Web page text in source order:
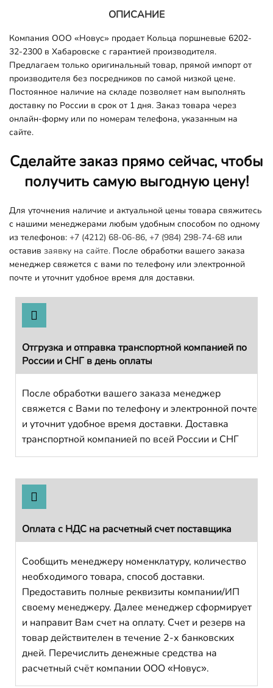
ОПИСАНИЕ
Компания ООО «Новус» продает Кольца поршневые 6202-
32-2300 в Хабаровске с гарантией производителя.
Предлагаем только оригинальный товар, прямой импорт от
производителя без посредников по самой низкой цене.
Постоянное наличие на складе позволяет нам выполнять
доставку по России в срок от 1 дня. Заказ товара через
онлайн-форму или по номерам телефона, указанным на
сайте.
Сделайте заказ прямо сейчас, чтобы
получить самую выгодную цену!
Для уточнения наличие и актуальной цены товара свяжитесь
с нашими менеджерами любым удобным способом по одному
из телефонов: +7 (4212) 68-06-86, +7 (984) 298-74-68 или
оставив заявку на сайте. После обработки вашего заказа
менеджер свяжется с вами по телефону или электронной
почте и уточнит удобное время для доставки.
Отгрузка и отправка транспортной компанией по
России и СНГ в день оплаты
После обработки вашего заказа менеджер
свяжется с Вами по телефону и электронной почте
и уточнит удобное время доставки. Доставка
транспортной компанией по всей России и СНГ
Оплата с НДС на расчетный счет поставщика
Сообщить менеджеру номенклатуру, количество
необходимого товара, способ доставки.
Предоставить полные реквизиты компании/ИП
своему менеджеру. Далее менеджер сформирует
и направит Вам счет на оплату. Счет и резерв на
товар действителен в течение 2-х банковских
дней. Перечислить денежные средства на
расчетный счёт компании ООО «Новус».